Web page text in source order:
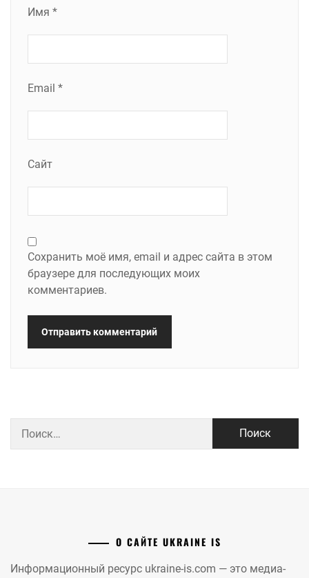
Имя *
Email *
Сайт
Сохранить моё имя, email и адрес сайта в этом
браузере для последующих моих
комментариев.
О САЙТЕ UKRAINE IS
Информационный ресурс ukraine-is.com — это медиа-